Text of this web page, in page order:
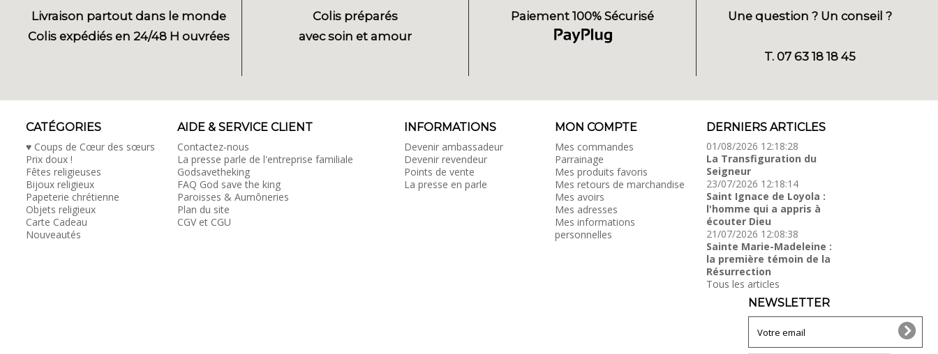
Livraison partout dans le monde
Colis expédiés en 24/48 H ouvrées
Colis préparés
avec soin et amour
Paiement 100% Sécurisé Une question ? Un conseil ?
T. 07 63 18 18 45
CATÉGORIES
♥ Coups de Cœur des sœurs
Prix doux !
Fêtes religieuses
Bijoux religieux
Papeterie chrétienne
Objets religieux
Carte Cadeau
Nouveautés
AIDE & SERVICE CLIENT
Contactez-nous
La presse parle de l'entreprise familiale
Godsavetheking
FAQ God save the king
Paroisses & Aumôneries
Plan du site
CGV et CGU
INFORMATIONS
Devenir ambassadeur
Devenir revendeur
Points de vente
La presse en parle
MON COMPTE
Mes commandes
Parrainage
Mes produits favoris
Mes retours de marchandise
Mes avoirs
Mes adresses
Mes informations
personnelles
DERNIERS ARTICLES
01/08/2026 12:18:28
La Transfiguration du
Seigneur
23/07/2026 12:18:14
Saint Ignace de Loyola :
l'homme qui a appris à
écouter Dieu
21/07/2026 12:08:38
Sainte Marie-Madeleine :
la première témoin de la
Résurrection
Tous les articles
NEWSLETTER